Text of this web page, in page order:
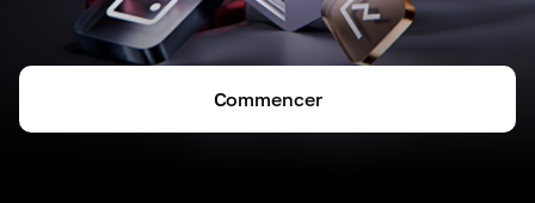
Commencer